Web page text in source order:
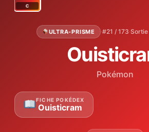
C
ULTRA-PRISME ·#21 / 173·
Pokémon
FICHE POKÉDEX
Ouisticram